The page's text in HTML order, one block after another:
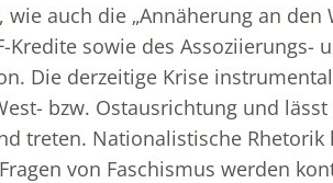
auch die „Annäherung an den
Kredite sowie des Assoziierungs-
Die derzeitige Krise
bzw. Ostausrichtung und
treten. Nationalistische
von Faschismus werden